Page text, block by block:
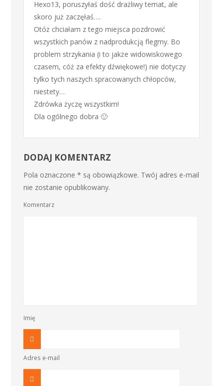
Hexo13, poruszyłaś dość drażliwy temat, ale
skoro już zaczęłaś….
Otóż chciałam z tego miejsca pozdrowić
wszystkich panów z nadprodukcją flegmy. Bo
problem strzykania (i to jakże widowiskowego
czasem, cóż za efekty dźwiękowe!) nie dotyczy
tylko tych naszych spracowanych chłopców,
niestety…
Zdrówka życzę wszystkim!
Dla ogólnego dobra 🙂
DODAJ KOMENTARZ
Pola oznaczone * są obowiązkowe. Twój adres e-mail
nie zostanie opublikowany.
Komentarz
Imię
Adres e-mail